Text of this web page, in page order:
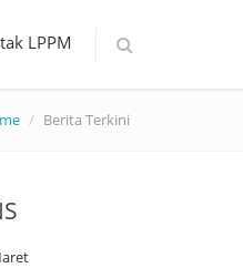
LPPM
Berita Terkini